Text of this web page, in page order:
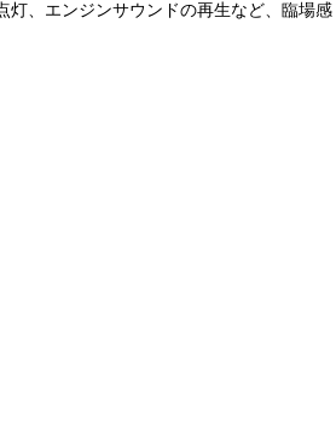
灯、エンジンサウンドの再生など、臨場感